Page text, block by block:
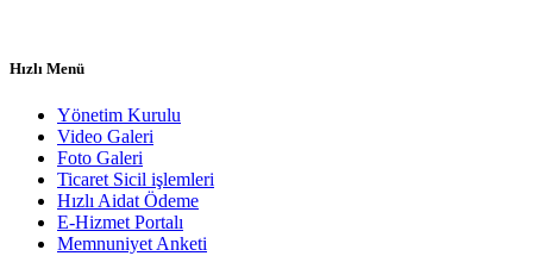
Hızlı Menü
Yönetim Kurulu
Video Galeri
Foto Galeri
Ticaret Sicil işlemleri
Hızlı Aidat Ödeme
E-Hizmet Portalı
Memnuniyet Anketi